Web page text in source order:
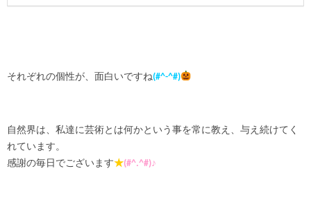
それぞれの個性が、面白いですね(#^-^#)
自然界は、私達に芸術とは何かという事を常に教え、与え続けてく
れています。
感謝の毎日でございます★(#^.^#)♪